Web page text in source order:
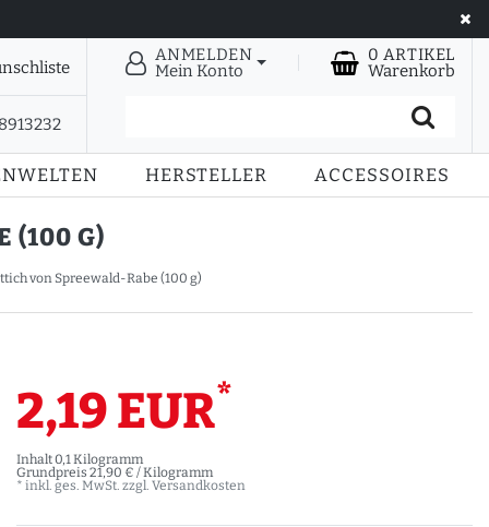
ANMELDEN
Mein Konto
0 ARTIKEL
Warenkorb
HERSTELLER ACCESSOIRES
(100 G)
von Spreewald-Rabe (100 g)
2,19 EUR*
Inhalt0,1 Kilogramm
Grundpreis 21,90 € / Kilogramm
* inkl. ges. MwSt. zzgl. Versandkosten